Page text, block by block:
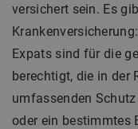
versichert sein. Es
Expats sind für die
berechtigt, die in der
umfassenden
oder ein bestimmtes